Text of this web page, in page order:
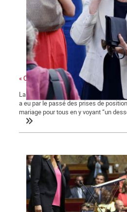
« Ces gens-là »
La ministre des collectivités
a eu par le passé des prises de
mariage pour tous en y voyant “un